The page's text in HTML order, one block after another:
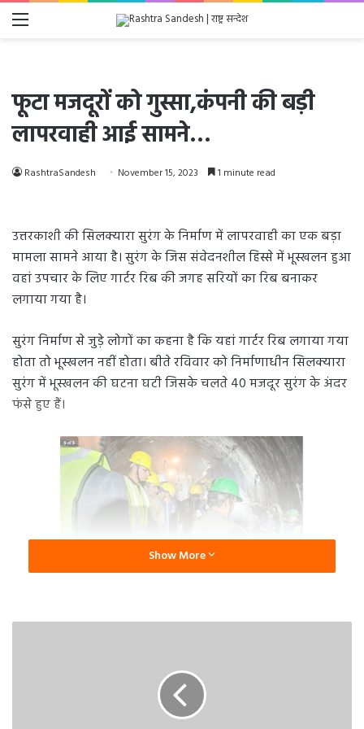
Menu
फूटा मजदूरों को गुस्सा,कंपनी की बड़ी
लापरवाही आई सामने…
RashtraSandesh November 15, 2023 1 minute read
उत्तरकाशी की सिलक्यारा सुरंग के निर्माण में लापरवाही का एक बड़ा
मामला सामने आया है। सुरंग के जिस संवेदनशील हिस्से में भूस्खलन हुआ
वहां उपचार के लिए गार्टर रिब की जगह सरियों का रिब बनाकर
लगाया गया है।
सुरंग निर्माण से जुड़े लोगों का कहना है कि यहां गार्टर रिब लगाया गया
होता तो भूस्खलन नहीं होता। बीते रविवार को निर्माणाधीन सिलक्यारा
सुरंग में भूस्खलन की घटना घटी जिसके चलते 40 मजदूर सुरंग के अंदर
फंसे हुए हैं।
निर्माण में लगी कंपनी की एक बड़ी लापरवाही सामने आई है। सुरंग के
बताया कि सिलक्यारा सुरंग के मुहाने से 200 मीटर अंदर जहां भूस्खलन
Show More